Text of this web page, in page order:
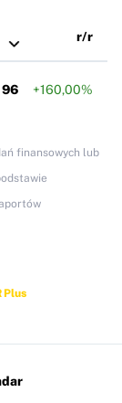
r/r
96 +160,00%
finansowych lub
Plus